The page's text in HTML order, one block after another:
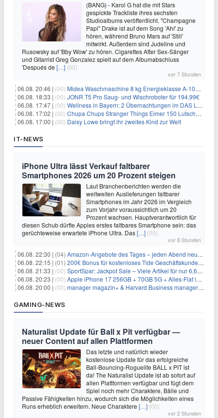
(BANG) - Karol G hat die mit Stars
gespickte Trackliste ihres sechsten
Studioalbums veröffentlicht. "Champagne
Papi" Drake ist auf dem Song 'Ahí' zu
hören, während Bruno Mars auf 'Still'
mitwirkt. Außerdem sind Judeline und
Rusowsky auf 'Bby Wow' zu hören. Cigarettes After Sex-Sänger
und Gitarrist Greg Gonzalez spielt auf dem Albumabschluss
'Después de […] (00)
vor 7 Stunden
06.08. 20:46 | (00) Midea Waschmaschine 8 kg Energieklasse A-10% 1400 U/Min für 289,97€
06.08. 18:33 | (00) JONR T5 Pro Saug- und Wischroboter für 194,99€
06.08. 17:47 | (00) Wellness in Bayern: 2 Übernachtungen im DAS LUDWIG Sports Resort inkl. HP + Wellness ab 174€ p.P.
06.08. 17:02 | (00) Chupa Chups Stranger Things Eimer 150 Lutscher für 21,95€
06.08. 17:00 | (00) Daisy Lowe bringt ihr zweites Kind zur Welt
IT-NEWS
iPhone Ultra lässt Verkauf faltbarer
Smartphones 2026 um 20 Prozent steigen
Laut Branchenberichten werden die
weltweiten Auslieferungen faltbarer
Smartphones im Jahr 2026 im Vergleich
zum Vorjahr voraussichtlich um 20
Prozent wachsen. Hauptverantwortlich für
diesen Schub dürfte Apples erstes faltbares Smartphone sein: das
gerüchteweise erwartete iPhone Ultra. Das[…] (00)
vor 8 Stunden
06.08. 22:30 | (04) Amazon-Angebote des Tages – jeden Abend neue Deals zum Stöbern
06.08. 22:15 | (01) 200€ Bonus für kostenloses Tide Geschäftskundenkonto
06.08. 21:33 | (00) SportSpar: Jackpot Sale – Viele Artikel für nur 6,66€ – nur 48 Stunden
06.08. 20:23 | (00) Apple iPhone 17 256GB + 70GB 5G + Alles-Flat im Vodafone-Netz für 34,99€/Monat – eff. 4,65€/Monat
06.08. 20:00 | (00) manager magazin+ & Harvard Business manager+ Digital-Kombi-Abo 1 Monat kostenlos
GAMING-NEWS
Naturalist Update für Ball x Pit verfügbar —
neuer Content auf allen Plattformen
Das letzte und natürlich wieder
kostenlose Update für das erfolgreiche
Ball-Bouncing-Roguelite BALL x PIT ist
da! The Naturalist Update ist ab sofort auf
allen Plattformen verfügbar und fügt dem
Spiel noch mehr Charaktere, Bälle und
Passive Fähigkeiten hinzu, wodurch sich die Möglichkeiten eines
Runs erheblich erweitern. Neue Charaktere […] (00)
vor 2 Stunden